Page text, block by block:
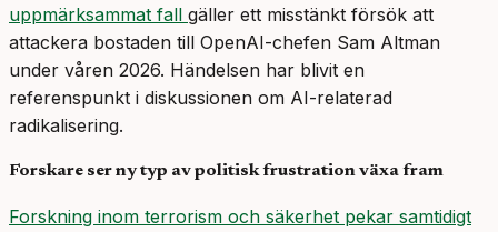
uppmärksammat fall gäller ett misstänkt försök att
attackera bostaden till OpenAI-chefen Sam Altman
under våren 2026. Händelsen har blivit en
referenspunkt i diskussionen om AI-relaterad
radikalisering.
Forskare ser ny typ av politisk frustration växa fram
Forskning inom terrorism och säkerhet pekar samtidigt